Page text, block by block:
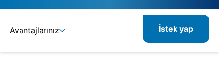
Avantajlarınız İstek yap